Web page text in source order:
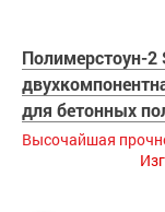
Полимерстоун-
для бетонных
Высочайшая